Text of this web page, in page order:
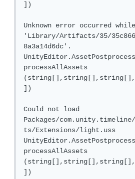
])
Unknown error occurred
'Library/Artifacts/35/
8a3a14d6dc'.
processAllAssets
])
Could not load
Packages/
ts/Extensions/light.uss
processAllAssets
])